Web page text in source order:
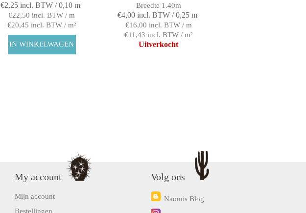
€2,25 incl. BTW / 0,10 m
€22,50 incl. BTW / m
€20,45 incl. BTW / m²
Breedte 1.40m
€4,00 incl. BTW / 0,25 m
€16,00 incl. BTW / m
€11,43 incl. BTW / m²
Uitverkocht
My account
Mijn account
Bestellingen
Volg ons
Naomis Blog